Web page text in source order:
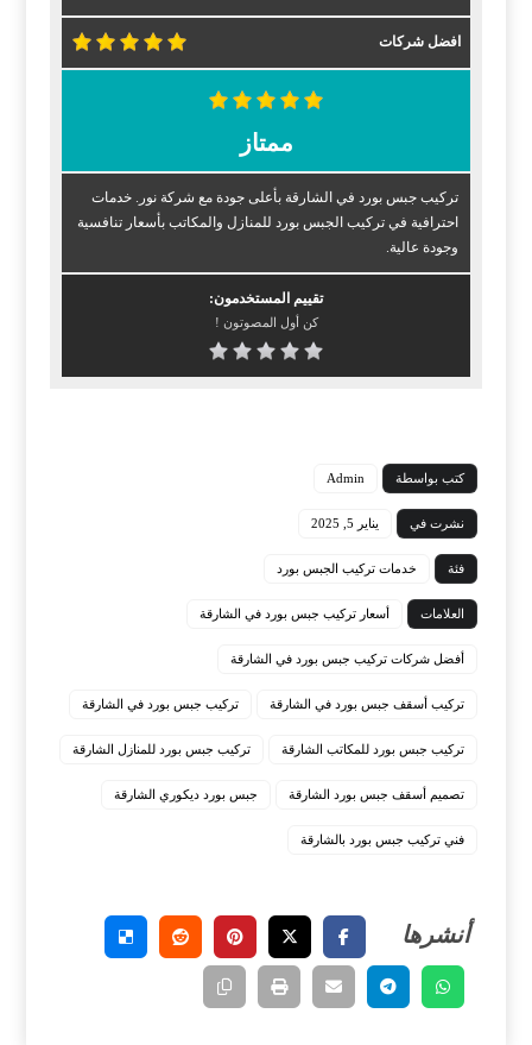
افضل شركات
ممتاز
تركيب جبس بورد في الشارقة بأعلى جودة مع شركة نور. خدمات
احترافية في تركيب الجبس بورد للمنازل والمكاتب بأسعار تنافسية
وجودة عالية.
تقييم المستخدمون:
كن أول المصوتون !
كتب بواسطة Admin
نشرت في يناير 5, 2025
فئة خدمات تركيب الجبس بورد
العلامات أسعار تركيب جبس بورد في الشارقة
أفضل شركات تركيب جبس بورد في الشارقة
تركيب أسقف جبس بورد في الشارقة تركيب جبس بورد في الشارقة
تركيب جبس بورد للمكاتب الشارقة تركيب جبس بورد للمنازل الشارقة
تصميم أسقف جبس بورد الشارقة جبس بورد ديكوري الشارقة
فني تركيب جبس بورد بالشارقة